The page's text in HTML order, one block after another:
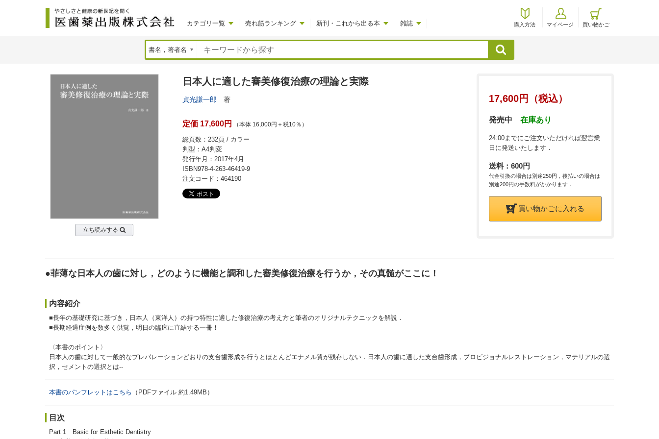
カテゴリ一覧 売れ筋ランキング 新刊・これから出る本 雑誌 購入方法 マイページ 買い物かご
検索
立ち読みする
17,600円（税込）
発売中 在庫あり
24:00までにご注文いただければ翌営業
日に発送いたします．
送料：600円
代金引換の場合は別途250円，後払いの場合は
別途200円の手数料がかかります．
買い物かごに入れる
日本人に適した審美修復治療の理論と実際
貞光謙一郎 著
定価 17,600円 （本体 16,000円＋税10％）
総頁数：232頁 / カラー
判型：A4判変
発行年月：2017年4月
ISBN978-4-263-46419-9
注文コード：464190
●菲薄な日本人の歯に対し，どのように機能と調和した審美修復治療を行うか，その真髄がここに！
内容紹介
■長年の基礎研究に基づき，日本人（東洋人）の持つ特性に適した修復治療の考え方と筆者のオリジナルテクニックを解説．
■長期経過症例を数多く供覧，明日の臨床に直結する一冊！
〈本書のポイント〉
日本人の歯に対して一般的なプレパレーションどおりの支台歯形成を行うとほとんどエナメル質が残存しない．日本人の歯に適した支台歯形成，プロビジョナルレストレーション，マテリアルの選
択，セメントの選択とは--
本書のパンフレットはこちら （PDFファイル 約1.49MB）
目次
Part 1 Basic for Esthetic Dentistry